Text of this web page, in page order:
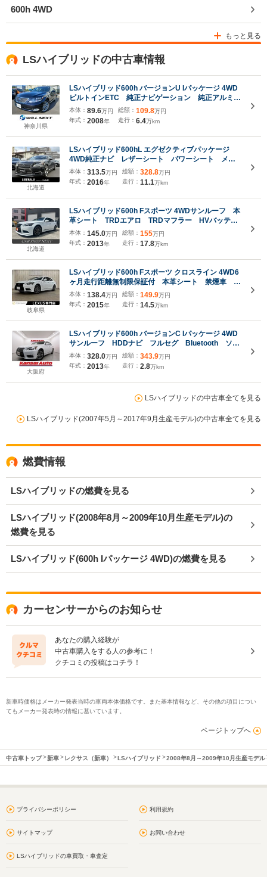
600h 4WD
もっと見る
LSハイブリッドの中古車情報
神奈川県
LSハイブリッド600h バージョンU Iパッケージ 4WD
ビルトインETC 純正ナビゲーション 純正アルミホ
イール バックカメラ 全席パワーシート 4席独立
温度調整オートエアコン 全席シートヒーターベンチ
レーション 電動リヤサイドサンシェード パワート
ランク
本体： 89.6万円
年式： 2008年
総額： 109.8万円
走行： 6.4万km
北海道
LSハイブリッド600hL エグゼクティブパッケージ
4WD純正ナビ レザーシート パワーシート メモ
リーシート シートヒーター ベンチレーションシー
ト レーダークルーズコントロール ステアリングヒ
ーター LKA BSM フルセグTV CD DVD
Bluetooth ブルーレイ
本体： 313.5万円
年式： 2016年
総額： 328.8万円
走行： 11.1万km
北海道
LSハイブリッド600h Fスポーツ 4WDサンルーフ 本
革シート TRDエアロ TRDマフラー HVバッテリ
ー交換済 マークレビンソン エンジンスターター
360°ドライブレコーダー トランクスポイラー
本体： 145.0万円
年式： 2013年
総額： 155万円
走行： 17.8万km
岐阜県
LSハイブリッド600h Fスポーツ クロスライン 4WD6
ヶ月走行距離無制限保証付 本革シート 禁煙車 純
正SDナビ バックカメラ 衝突軽減ブレーキ フル
セグ Bluetooth LEDヘッドライト シートエアコ
ン 4WD クリアランスソナー レーダークルーズ
コントロール
本体： 138.4万円
年式： 2015年
総額： 149.9万円
走行： 14.5万km
大阪府
LSハイブリッド600h バージョンC Iパッケージ 4WD
サンルーフ HDDナビ フルセグ Bluetooth ソナ
ー ETC ドラレコ バックカメラ オートライト
LEDヘッド フォグ レザーシート Pシート エア
シート シートヒーター ステアヒーター
本体： 328.0万円
年式： 2013年
総額： 343.9万円
走行： 2.8万km
LSハイブリッドの中古車全てを見る
LSハイブリッド(2007年5月～2017年9月生産モデル)の中古車全てを見る
燃費情報
LSハイブリッドの燃費を見る
LSハイブリッド(2008年8月～2009年10月生産モデル)の
燃費を見る
LSハイブリッド(600h Iパッケージ 4WD)の燃費を見る
カーセンサーからのお知らせ
あなたの購入経験が
中古車購入をする人の参考に！
クチコミの投稿はコチラ！
新車時価格はメーカー発表当時の車両本体価格です。また基本情報など、その他の項目につい
てもメーカー発表時の情報に基いています。
ページトップへ
中古車トップ 新車 レクサス（新車） LSハイブリッド 2008年8月～2009年10月生産モデル
プライバシーポリシー 利用規約
サイトマップ お問い合わせ
LSハイブリッドの車買取・車査定